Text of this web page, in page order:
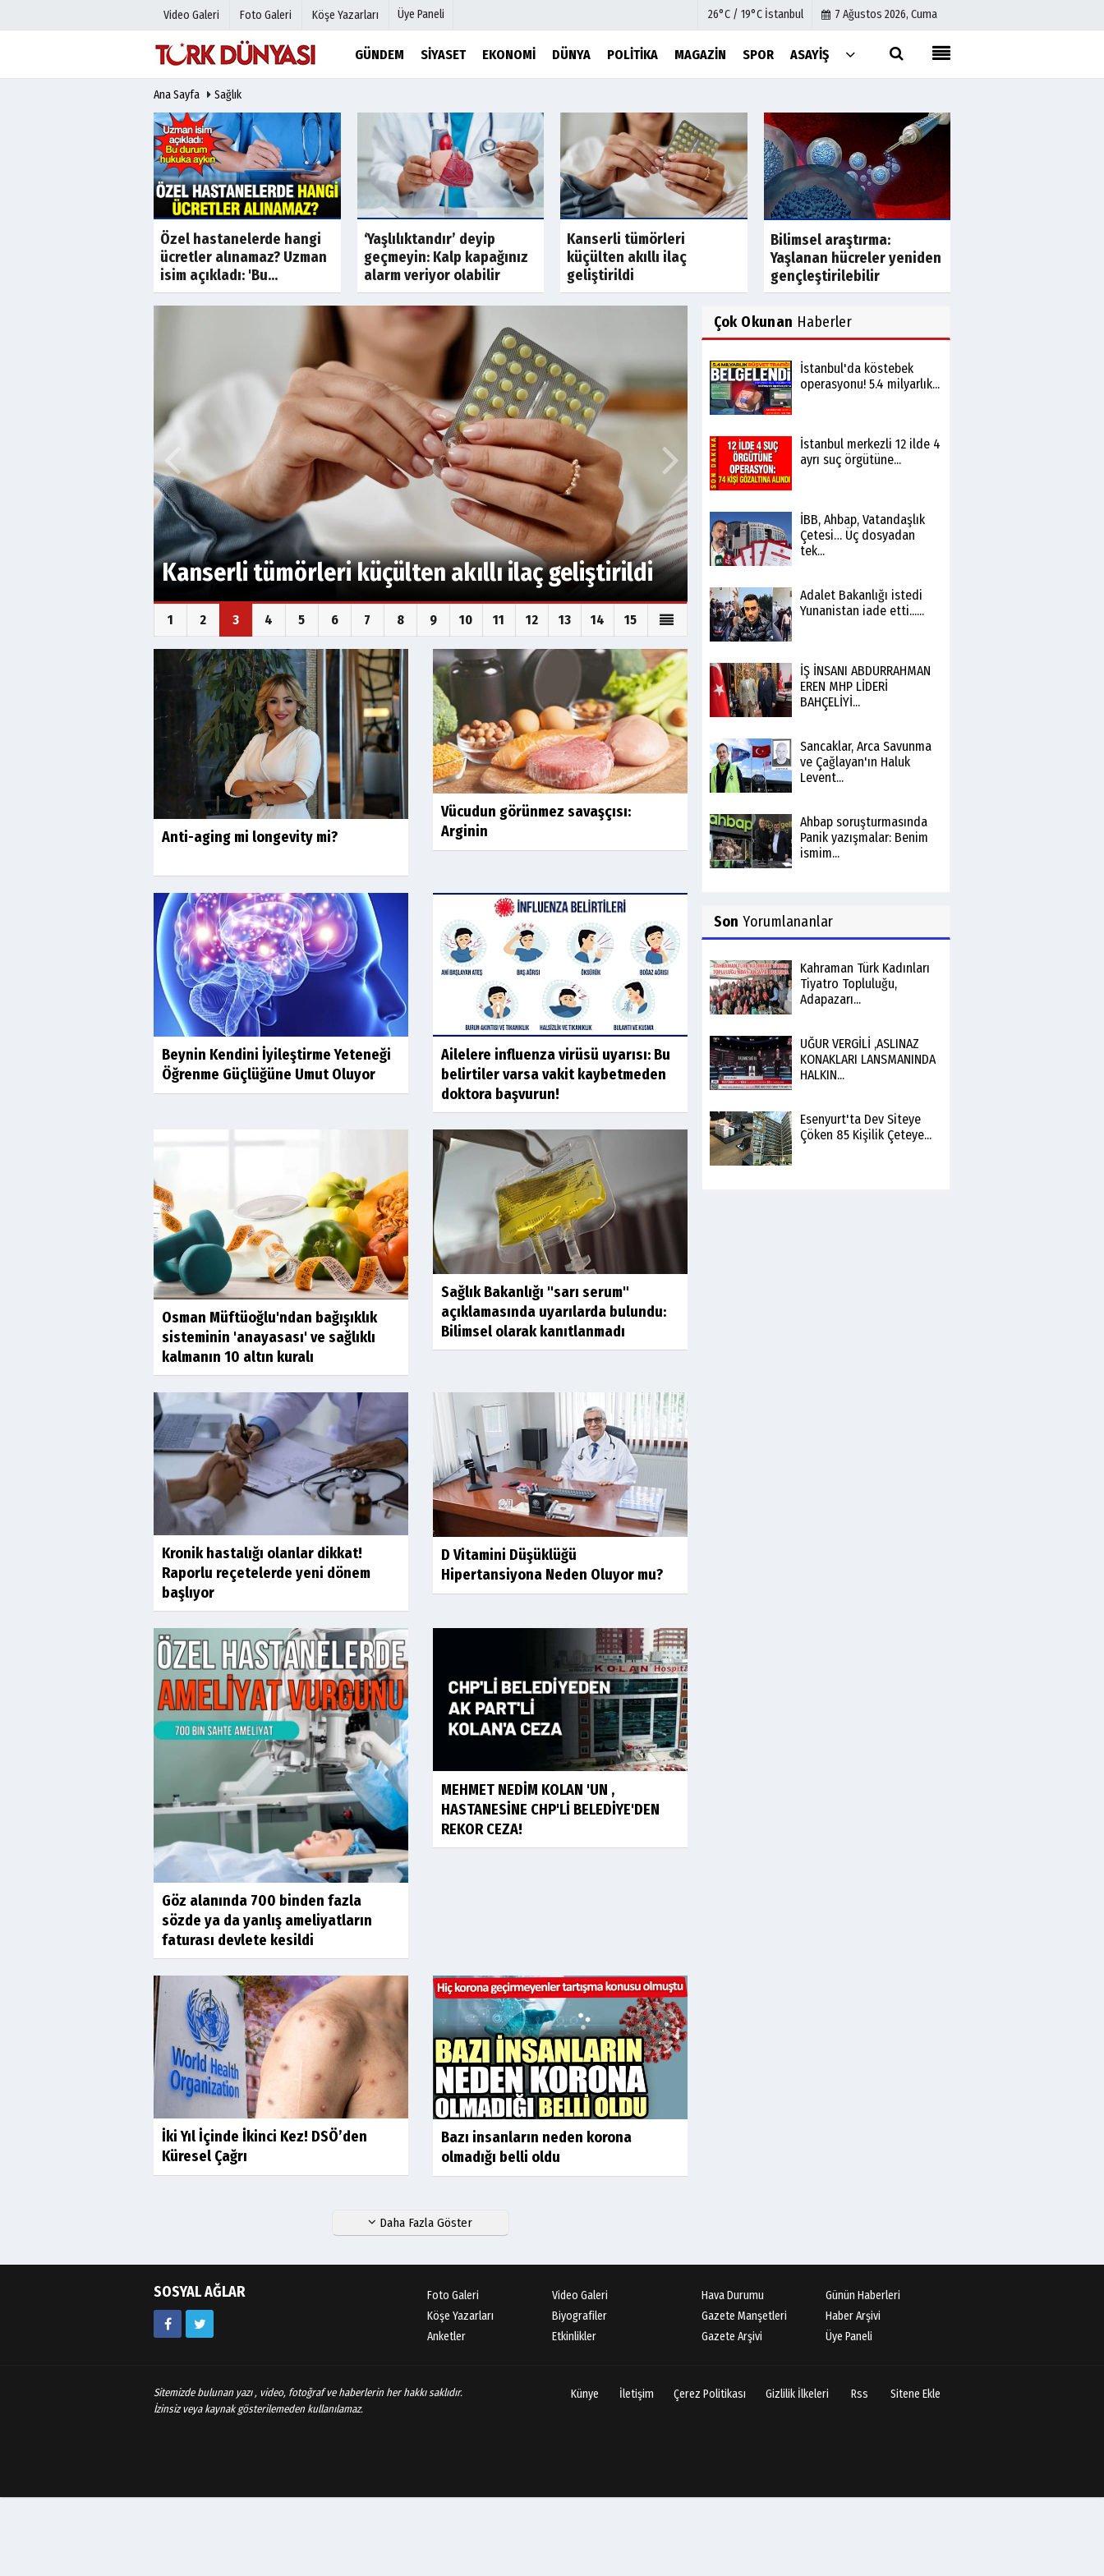
Video Galeri Foto Galeri Köşe Yazarları Üye Paneli 26°C / 19°C İstanbul 7 Ağustos 2026, Cuma
GÜNDEM SIYASET EKONOMI DÜNYA POLITIKA MAGAZIN SPOR ASAYIŞ
Gazete Manşetleri
Anketler
Biyografiler
Video Galeri
Foto Galeri
Etkinlikler
Çerez Politikası
Gizlilik İlkeleri
Ana Sayfa Sağlık
Özel hastanelerde hangi
ücretler alınamaz? Uzman
isim açıkladı: 'Bu...
‘Yaşlılıktandır’ deyip
geçmeyin: Kalp kapağınız
alarm veriyor olabilir
Kanserli tümörleri
küçülten akıllı ilaç
geliştirildi
Bilimsel araştırma:
Yaşlanan hücreler yeniden
gençleştirilebilir
Bilimsel araştırma: Yaşlanan hücreler yeniden
gençleştirilebilir
1 2 3 4 5 6 7 8 9 10 11 12 13 14 15
Anti-aging mi longevity mi?
Vücudun görünmez savaşçısı:
Arginin
Beynin Kendini İyileştirme Yeteneği
Öğrenme Güçlüğüne Umut Oluyor
Ailelere influenza virüsü uyarısı: Bu
belirtiler varsa vakit kaybetmeden
doktora başvurun!
Osman Müftüoğlu'ndan bağışıklık
sisteminin 'anayasası' ve sağlıklı
kalmanın 10 altın kuralı
Sağlık Bakanlığı "sarı serum"
açıklamasında uyarılarda bulundu:
Bilimsel olarak kanıtlanmadı
Kronik hastalığı olanlar dikkat!
Raporlu reçetelerde yeni dönem
başlıyor
D Vitamini Düşüklüğü
Hipertansiyona Neden Oluyor mu?
Göz alanında 700 binden fazla
sözde ya da yanlış ameliyatların
faturası devlete kesildi
MEHMET NEDİM KOLAN 'UN ,
HASTANESİNE CHP'Lİ BELEDİYE'DEN
REKOR CEZA!
İki Yıl İçinde İkinci Kez! DSÖ’den
Küresel Çağrı
Bazı insanların neden korona
olmadığı belli oldu
Daha Fazla Göster
Çok Okunan Haberler
İstanbul'da köstebek
operasyonu! 5.4 milyarlık...
İstanbul merkezli 12 ilde 4
ayrı suç örgütüne...
İBB, Ahbap, Vatandaşlık
Çetesi… Üç dosyadan
tek...
Adalet Bakanlığı istedi
Yunanistan iade etti......
İŞ İNSANI ABDURRAHMAN
EREN MHP LİDERİ
BAHÇELİYİ...
Sancaklar, Arca Savunma
ve Çağlayan'ın Haluk
Levent...
Ahbap soruşturmasında
Panik yazışmalar: Benim
ismim...
Son Yorumlananlar
Kahraman Türk Kadınları
Tiyatro Topluluğu,
Adapazarı...
UĞUR VERGİLİ ,ASLINAZ
KONAKLARI LANSMANINDA
HALKIN...
Esenyurt'ta Dev Siteye
Çöken 85 Kişilik Çeteye...
SOSYAL AĞLAR Foto Galeri
Video Galeri
Köşe Yazarları
Biyografiler
Anketler
Etkinlikler
Hava Durumu
Günün Haberleri
Gazete Manşetleri
Haber Arşivi
Gazete Arşivi
Üye Paneli
Sitemizde bulunan yazı , video, fotoğraf ve haberlerin her hakkı saklıdır.
İzinsiz veya kaynak gösterilemeden kullanılamaz.
Künye İletişim Çerez Politikası Gizlilik İlkeleri Rss Sitene Ekle